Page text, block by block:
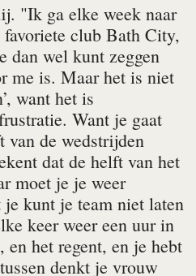
"Ik ga elke week naar
club Bath City,
dan wel kunt zeggen
me is. Maar het is niet
want het is
Want je gaat
de wedstrijden
dat de helft van het
moet je je weer
je kunt je team niet laten
keer weer een uur in
en het regent, en je hebt
denkt je vrouw